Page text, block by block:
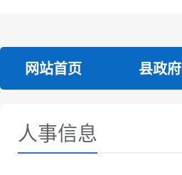
网站首页 县政府
人事信息